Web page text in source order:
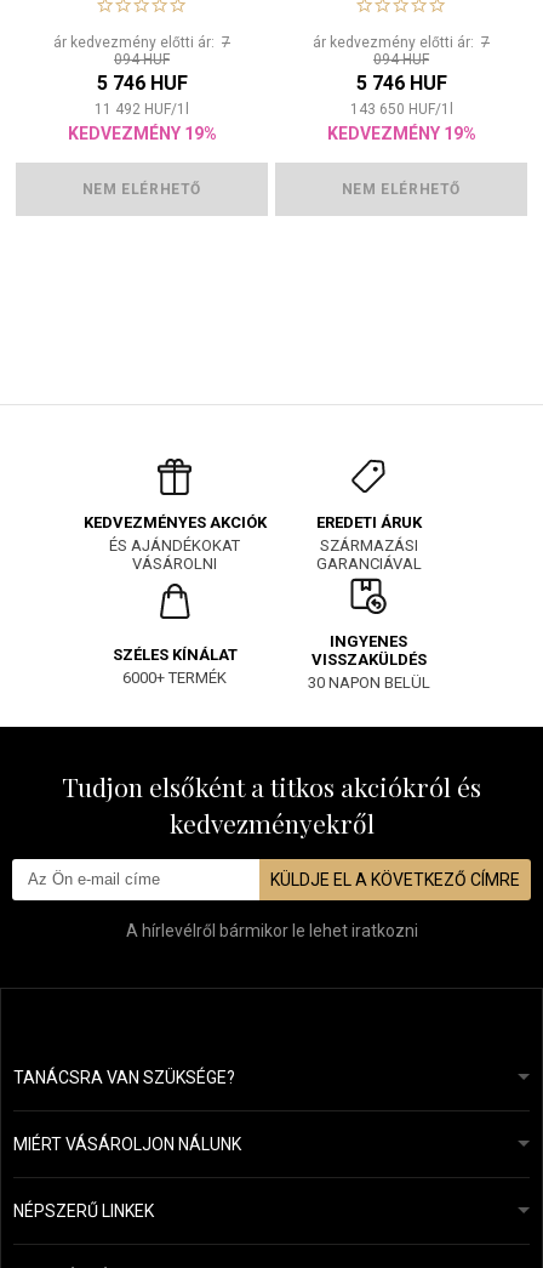
ár kedvezmény előtti ár: 7
094 HUF
5 746 HUF
11 492 HUF/1
KEDVEZMÉNY 19%
NEM ELÉRHETŐ
ár kedvezmény előtti ár: 7
094 HUF
5 746 HUF
143 650 HUF/1
KEDVEZMÉNY 19%
NEM ELÉRHETŐ
KEDVEZMÉNYES AKCIÓK
ÉS AJÁNDÉKOKAT
VÁSÁROLNI
EREDETI ÁRUK
SZÁRMAZÁSI
GARANCIÁVAL
SZÉLES KÍNÁLAT
6000+ TERMÉK
INGYENES
VISSZAKÜLDÉS
30 NAPON BELÜL
Tudjon elsőként a titkos akciókról és
kedvezményekről
KÜLDJE EL A KÖVETKEZŐ CÍMRE
A hírlevélről bármikor le lehet iratkozni
TANÁCSRA VAN SZÜKSÉGE?info@mapeja.hu
24 órán belül válaszolunk.
MIÉRT VÁSÁROLJON NÁLUNK
Általános szerződési feltételek (ÁSZF)
Személyes adatok védelme
Fizetési és szállítási áttekintés
Áru visszaküldése
NÉPSZERŰ LINKEK
A mi történetünk
Kérastase